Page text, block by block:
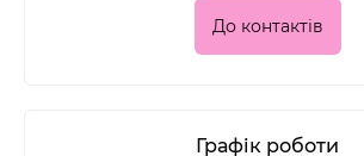
До контактів
Графік роботи